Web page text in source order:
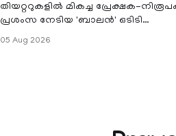
തിയറ്ററുകളിൽ മികച്ച പ്രേക്ഷക-
പ്രശംസ നേടിയ 'ബാലൻ' ഒടിടി
തുടരുന്നു. സീ5-ൽ
05 Aug 2026